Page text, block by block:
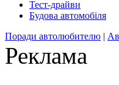
Тест-драйви
Будова автомобіля
Поради автолюбителю |
Реклама